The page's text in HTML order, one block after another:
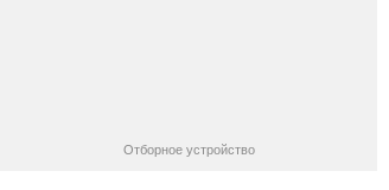
Отборное устройство